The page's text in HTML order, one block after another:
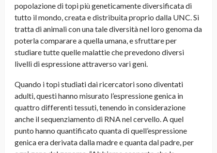
popolazione di topi più geneticamente diversificata di
tutto il mondo, creata e distribuita proprio dalla UNC. Si
tratta di animali con una tale diversità nel loro genoma da
poterla comparare a quella umana, e sfruttare per
studiare tutte quelle malattie che prevedono diversi
livelli di espressione attraverso vari geni.
Quando i topi studiati dai ricercatori sono diventati
adulti, questi hanno misurato l’espressione genica in
quattro differenti tessuti, tenendo in considerazione
anche il sequenziamento di RNA nel cervello. A quel
punto hanno quantificato quanta di quell’espressione
genica era derivata dalla madre e quanta dal padre, per